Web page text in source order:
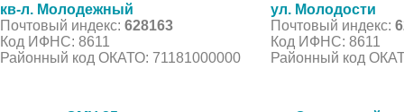
кв-л. Молодежный
Почтовый индекс: 628163
Код ИФНС: 8611
Районный код ОКАТО: 71181000000
ул. Молодости
Почтовый индекс:
Код ИФНС: 8611
Районный код